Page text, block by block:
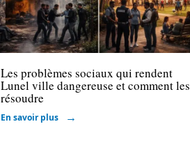
Conseils
Les problèmes sociaux qui rendent
Lunel ville dangereuse et comment les
résoudre
En savoir plus